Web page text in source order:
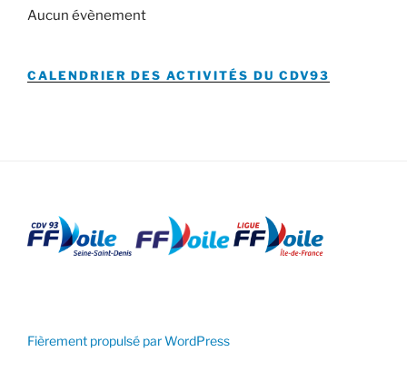
Aucun évènement
CALENDRIER DES ACTIVITÉS DU CDV93
Fièrement propulsé par WordPress